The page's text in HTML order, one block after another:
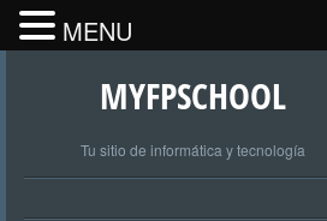
MYFPSCHOOL
Tu sitio de informática y tecnología
MENU